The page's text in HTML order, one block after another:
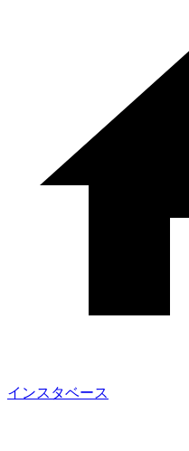
インスタベース